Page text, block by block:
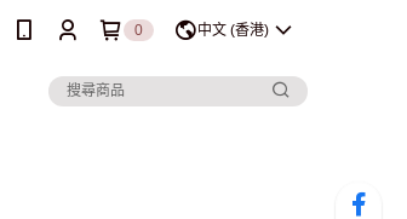
0 中文 (香港)